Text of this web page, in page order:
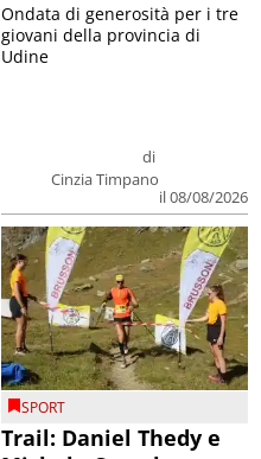
di
Cinzia Timpano
il 08/08/2026
Ondata di generosità per i tre
giovani della provincia di
Udine
SPORT
Trail: Daniel Thedy e